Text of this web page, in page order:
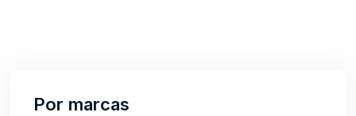
Por marcas